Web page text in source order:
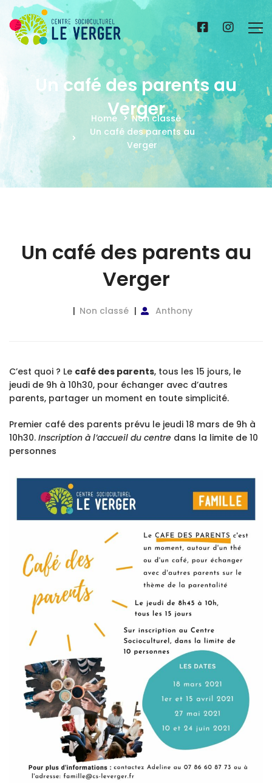
Un café des parents au
Verger
Home
Non classé
Un café des parents au
Verger
Un café des parents au
Verger
Non classé Anthony
C’est quoi ? Le café des parents, tous les 15 jours, le
jeudi de 9h à 10h30, pour échanger avec d’autres
parents, partager un moment en toute simplicité.
Premier café des parents prévu le jeudi 18 mars de 9h à
10h30. Inscription à l’accueil du centre dans la limite de 10
personnes